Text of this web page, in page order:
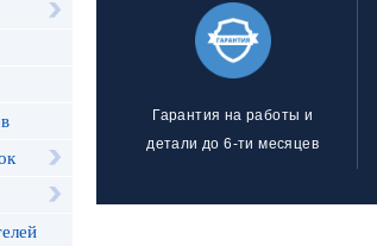
Гарантия на работы и
детали до 6-ти месяцев